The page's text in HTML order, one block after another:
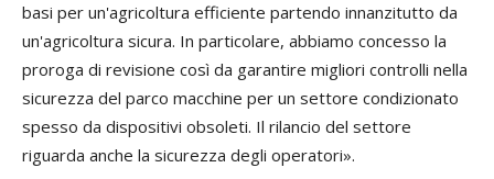
basi per un'agricoltura efficiente partendo innanzitutto da
un'agricoltura sicura. In particolare, abbiamo concesso la
proroga di revisione così da garantire migliori controlli nella
sicurezza del parco macchine per un settore condizionato
spesso da dispositivi obsoleti. Il rilancio del settore
riguarda anche la sicurezza degli operatori».